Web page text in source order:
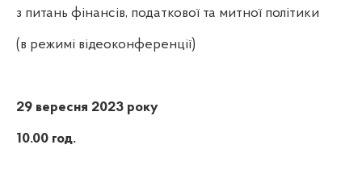
з питань фінансів, податкової та митної політики
(в режимі відеоконференції)
29 вересня 2023 року
10.00 год.